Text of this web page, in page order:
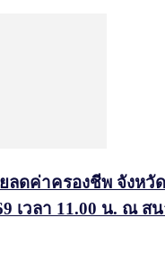
ลดค่าครองชีพ จังหวั
เวลา 11.00 น. ณ ส